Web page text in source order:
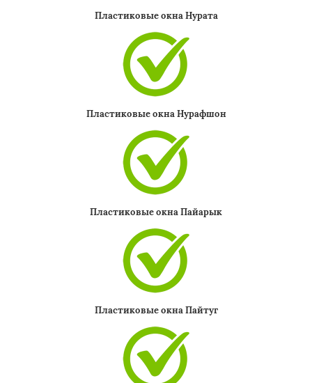
Пластиковые окна Нурата
Пластиковые окна Нурафшон
Пластиковые окна Пайарык
Пластиковые окна Пайтуг